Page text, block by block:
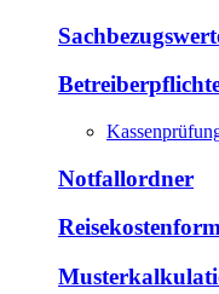
Notfallordner